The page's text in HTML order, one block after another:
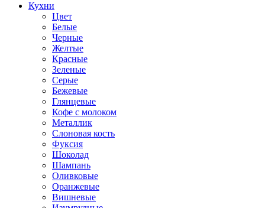
Кухни
Цвет
Белые
Черные
Желтые
Красные
Зеленые
Серые
Бежевые
Глянцевые
Кофе с молоком
Металлик
Слоновая кость
Фуксия
Шоколад
Шампань
Оливковые
Оранжевые
Вишневые